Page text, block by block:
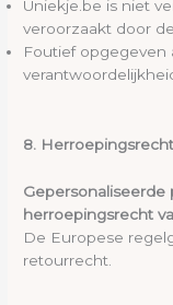
Uniekje.be is niet
veroorzaakt door
Foutief opgegeven
8.
herroepingsrecht
De Europese
retourrecht.